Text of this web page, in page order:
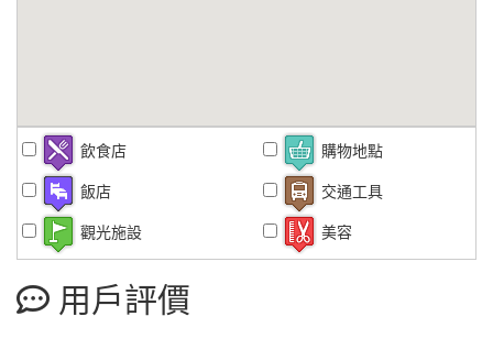
飲食店 購物地點
飯店 交通工具
觀光施設 美容
用戶評價